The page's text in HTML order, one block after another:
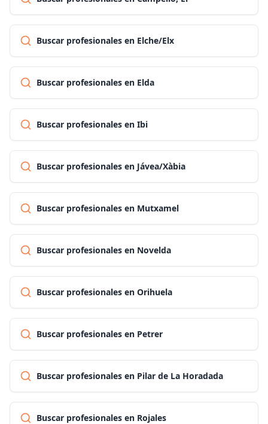
Buscar profesionales en Elche/Elx
Buscar profesionales en Elda
Buscar profesionales en Ibi
Buscar profesionales en Jávea/Xàbia
Buscar profesionales en Mutxamel
Buscar profesionales en Novelda
Buscar profesionales en Orihuela
Buscar profesionales en Petrer
Buscar profesionales en Pilar de La Horadada
Buscar profesionales en Rojales